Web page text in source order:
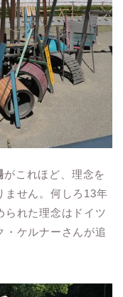
がこれほど、理念を
ません。何しろ13年
られた理念はドイツ
・ケルナーさんが追